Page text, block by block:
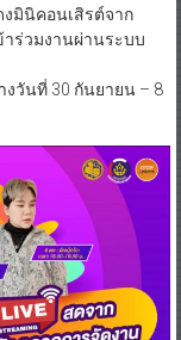
มินิคอนเสิรต์จาก
ร่วมงานผ่านระบบ
งวันที่ 30 กันยายน – 8